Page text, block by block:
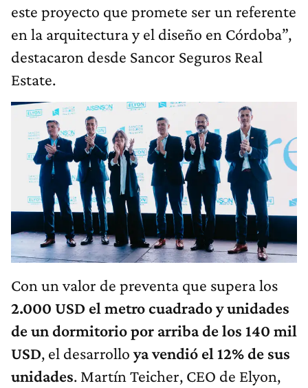
este proyecto que promete ser un referente
en la arquitectura y el diseño en Córdoba”,
destacaron desde Sancor Seguros Real
Estate.
Con un valor de preventa que supera los
2.000 USD el metro cuadrado y unidades
de un dormitorio por arriba de los 140 mil
USD, el desarrollo ya vendió el 12% de sus
unidades. Martín Teicher, CEO de Elyon,